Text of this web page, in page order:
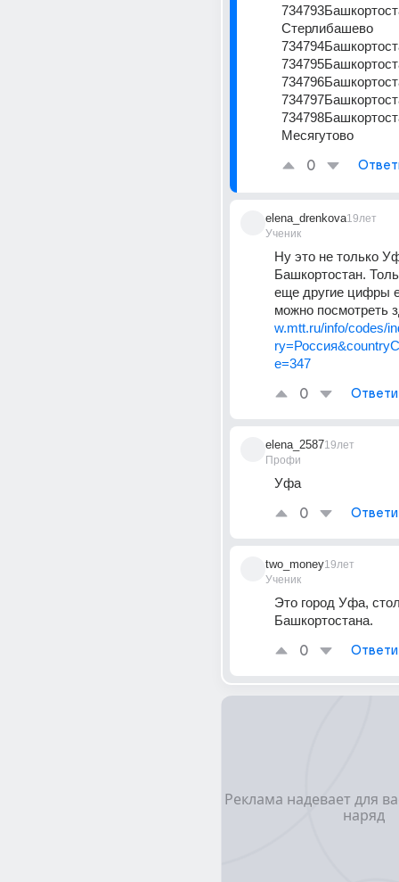
Стерлибашево
Месягутово
0
elena_drenkova
Ученик
19лет
Ну это не только
Башкортостан.
еще другие цифры
можно посмотреть
w.mtt.ru/info/codes/
e=347
0
elena_2587
Профи
19лет
Уфа
0
two_money
Ученик
19лет
Это город Уфа,
Башкортостана.
0